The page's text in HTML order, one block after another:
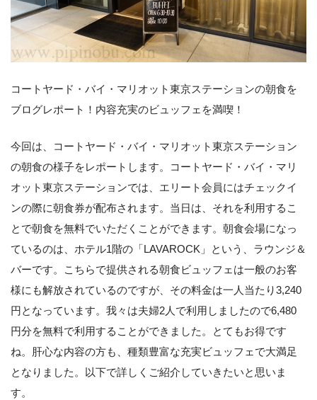
コートヤード・バイ・マリオット東京ステーションの朝食を
ブログレポート！内容充実のビュッフェを満喫！
今回は、コートヤード・バイ・マリオット東京ステーション
の朝食の様子をレポートします。コートヤード・バイ・マリ
オット東京ステーションでは、エリート会員にはチェックイ
ンの際に朝食券が配布されます。当日は、それを利用するこ
とで朝食を無料でいただくことができます。朝食会場になっ
ているのは、ホテル1階の「LAVAROCK」という、ラウンジ＆
バーです。こちらで提供される朝食ビュッフェは一般のお客
様にも解放されているのですが、その料金は一人当たり3,240
円となっています。我々は夫婦2人で利用しましたので6,480
円分を無料で利用することができました。とてもお得です
ね。肝心な内容の方も、種類豊富な充実ビュッフェで大満足
となりました。以下で詳しくご紹介していきたいと思いま
す。